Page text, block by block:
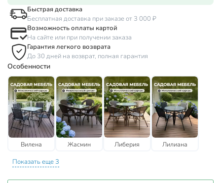
Быстрая доставка
Бесплатная доставка при заказе от 3 000 ₽
Возможность оплаты картой
На сайте или при получении заказа
Гарантия легкого возврата
До 30 дней на возврат, полная гарантия
Особенности
Вилена Жасмин Либерия Лилиана
Показать еще 3